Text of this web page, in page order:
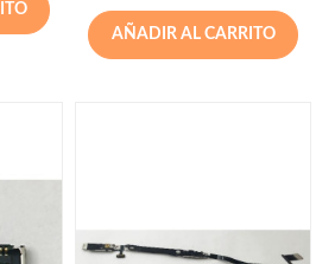
AÑADIR AL CARRITO